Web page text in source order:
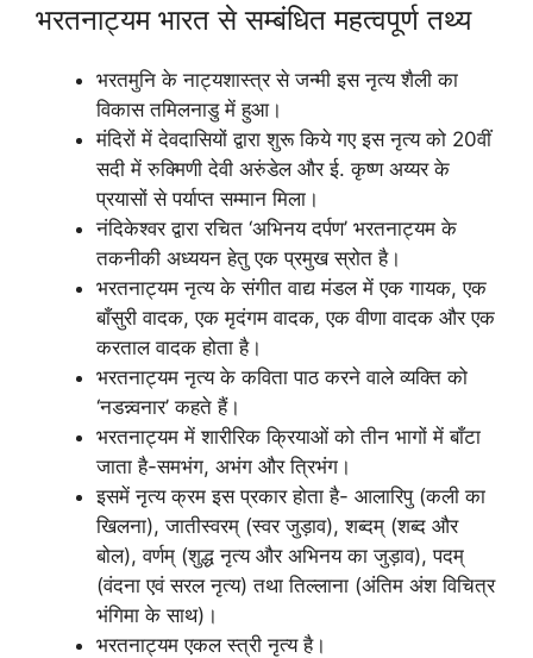
भरतनाट्यम भारत से सम्बंधित महत्वपूर्ण तथ्य
भरतमुनि के नाट्यशास्त्र से जन्मी इस नृत्य शैली का
विकास तमिलनाडु में हुआ।
मंदिरों में देवदासियों द्वारा शुरू किये गए इस नृत्य को 20वीं
सदी में रुक्मिणी देवी अरुंडेल और ई. कृष्ण अय्यर के
प्रयासों से पर्याप्त सम्मान मिला।
नंदिकेश्वर द्वारा रचित ‘अभिनय दर्पण’ भरतनाट्यम के
तकनीकी अध्ययन हेतु एक प्रमुख स्रोत है।
भरतनाट्यम नृत्य के संगीत वाद्य मंडल में एक गायक, एक
बाँसुरी वादक, एक मृदंगम वादक, एक वीणा वादक और एक
करताल वादक होता है।
भरतनाट्यम नृत्य के कविता पाठ करने वाले व्यक्ति को
‘नडन्न्वनार’ कहते हैं।
भरतनाट्यम में शारीरिक क्रियाओं को तीन भागों में बाँटा
जाता है-समभंग, अभंग और त्रिभंग।
इसमें नृत्य क्रम इस प्रकार होता है- आलारिपु (कली का
खिलना), जातीस्वरम् (स्वर जुड़ाव), शब्दम् (शब्द और
बोल), वर्णम् (शुद्ध नृत्य और अभिनय का जुड़ाव), पदम्
(वंदना एवं सरल नृत्य) तथा तिल्लाना (अंतिम अंश विचित्र
भंगिमा के साथ)।
भरतनाट्यम एकल स्त्री नृत्य है।